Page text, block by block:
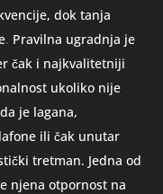
dok tanja
. Pravilna ugradnja je
čak i najkvalitetniji
ukoliko nije
je lagana,
ili čak unutar
tretman. Jedna od
njena otpornost na